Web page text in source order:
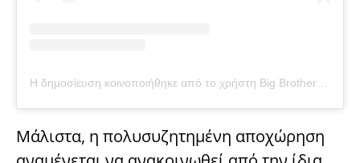
Μάλιστα, η πολυσυζητημένη αποχώρηση